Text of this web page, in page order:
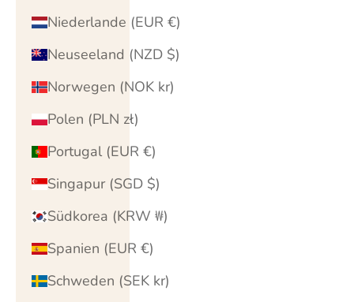
Niederlande (EUR €)
Neuseeland (NZD $)
Norwegen (NOK kr)
Polen (PLN zł)
Portugal (EUR €)
Singapur (SGD $)
Südkorea (KRW ₩)
Spanien (EUR €)
Schweden (SEK kr)